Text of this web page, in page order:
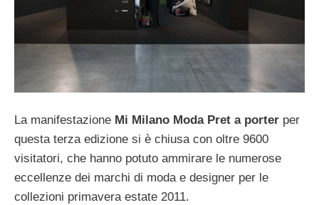
La manifestazione Mi Milano Moda Pret a porter per
questa terza edizione si è chiusa con oltre 9600
visitatori, che hanno potuto ammirare le numerose
eccellenze dei marchi di moda e designer per le
collezioni primavera estate 2011.